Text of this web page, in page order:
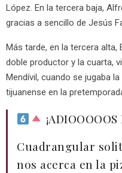
López. En la tercera baja,
gracias a sencillo de Jesús
Más tarde, en la tercera alta,
doble productor y la cuarta,
Mendívil, cuando se jugaba
tijuanense en la
Cuadrangular
nos acerca en la